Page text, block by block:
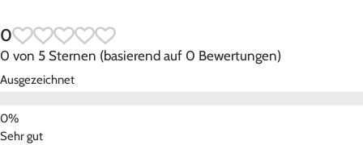
0
0 von 5 Sternen (basierend auf 0 Bewertungen)
Ausgezeichnet
Sehr gut